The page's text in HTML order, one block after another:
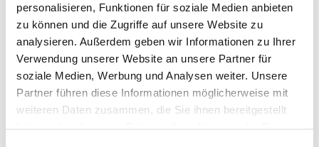
personalisieren, Funktionen für soziale Medien anbieten
zu können und die Zugriffe auf unsere Website zu
analysieren. Außerdem geben wir Informationen zu Ihrer
Verwendung unserer Website an unsere Partner für
soziale Medien, Werbung und Analysen weiter. Unsere
Partner führen diese Informationen möglicherweise mit
weiteren Daten zusammen, die Sie ihnen bereitgestellt
Stoffgewicht: 330 g/m²
Zertifizierungen: